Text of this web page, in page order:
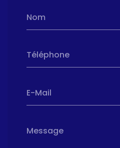
Nom
Téléphone
E-Mail
Message